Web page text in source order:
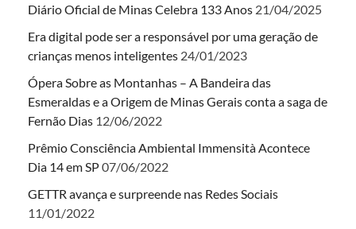
Diário Oficial de Minas Celebra 133 Anos 21/04/2025
Era digital pode ser a responsável por uma geração de
crianças menos inteligentes 24/01/2023
Ópera Sobre as Montanhas – A Bandeira das
Esmeraldas e a Origem de Minas Gerais conta a saga de
Fernão Dias 12/06/2022
Prêmio Consciência Ambiental Immensità Acontece
Dia 14 em SP07/06/2022
GETTR avança e surpreende nas Redes Sociais
11/01/2022